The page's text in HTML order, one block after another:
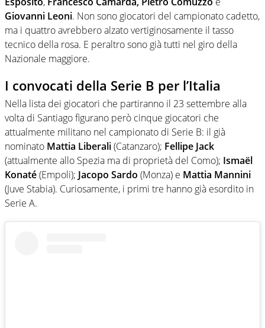
Giovanni Leoni. Non sono giocatori del campionato cadetto,
ma i quattro avrebbero alzato vertiginosamente il tasso
tecnico della rosa. E peraltro sono già tutti nel giro della
Nazionale maggiore.
I convocati della Serie B per l’Italia
Nella lista dei giocatori che partiranno il 23 settembre alla
volta di Santiago figurano però cinque giocatori che
attualmente militano nel campionato di Serie B: il già
nominato Mattia Liberali(Catanzaro); Fellipe Jack
(attualmente allo Spezia ma di proprietà del Como); Ismaël
Konaté(Empoli); Jacopo Sardo (Monza) e Mattia Mannini
(Juve Stabia). Curiosamente, i primi tre hanno già esordito in
Serie A.